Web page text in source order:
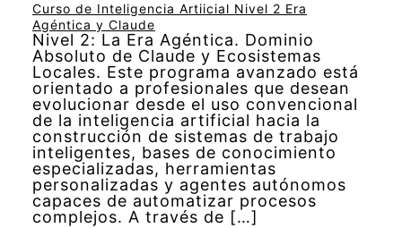
Curso de Inteligencia Artiicial Nivel 2 Era
Agéntica y Claude
Nivel 2: La Era Agéntica. Dominio
Absoluto de Claude y Ecosistemas
Locales. Este programa avanzado está
orientado a profesionales que desean
evolucionar desde el uso convencional
de la inteligencia artificial hacia la
construcción de sistemas de trabajo
inteligentes, bases de conocimiento
especializadas, herramientas
personalizadas y agentes autónomos
capaces de automatizar procesos
complejos. A través de […]